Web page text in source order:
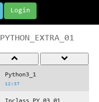
Login
PYTHON_EXTRA_01
Python3_1
12:37
Inclass_PY_03_01